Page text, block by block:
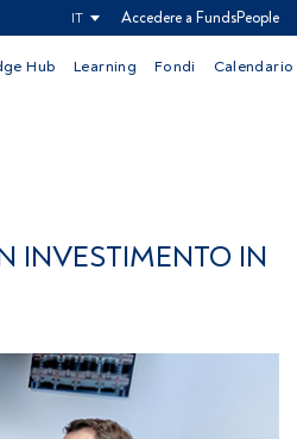
IT Accedere a FundsPeople
Hub Learning Fondi Calendario
INVESTIMENTO IN